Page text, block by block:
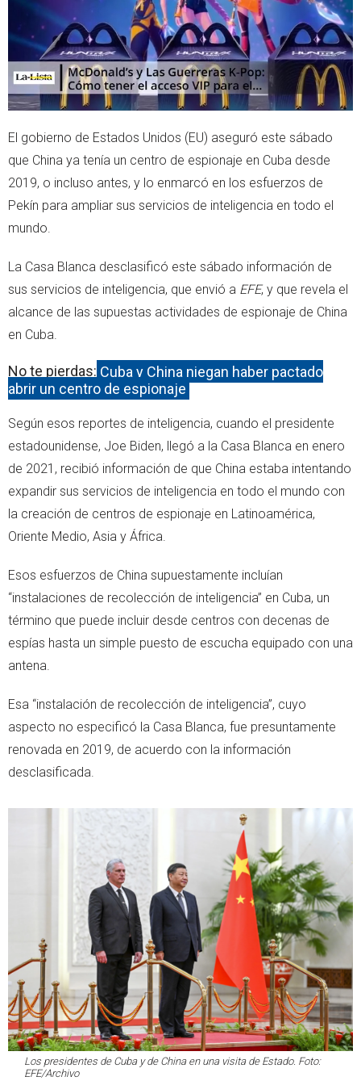
El gobierno de Estados Unidos (EU) aseguró este sábado
que China ya tenía un centro de espionaje en Cuba desde
2019, o incluso antes, y lo enmarcó en los esfuerzos de
Pekín para ampliar sus servicios de inteligencia en todo el
mundo.
La Casa Blanca desclasificó este sábado información de
sus servicios de inteligencia, que envió a EFE, y que revela el
alcance de las supuestas actividades de espionaje de China
en Cuba.
No te pierdas: Cuba y China niegan haber pactado
abrir un centro de espionaje
Según esos reportes de inteligencia, cuando el presidente
estadounidense, Joe Biden, llegó a la Casa Blanca en enero
de 2021, recibió información de que China estaba intentando
expandir sus servicios de inteligencia en todo el mundo con
la creación de centros de espionaje en Latinoamérica,
Oriente Medio, Asia y África.
Esos esfuerzos de China supuestamente incluían
“instalaciones de recolección de inteligencia” en Cuba, un
término que puede incluir desde centros con decenas de
espías hasta un simple puesto de escucha equipado con una
antena.
Esa “instalación de recolección de inteligencia”, cuyo
aspecto no especificó la Casa Blanca, fue presuntamente
renovada en 2019, de acuerdo con la información
desclasificada.
Los presidentes de Cuba y de China en una visita de Estado. Foto:
EFE/Archivo